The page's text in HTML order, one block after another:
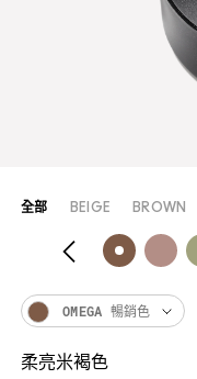
全部 BEIGE BROWN
OMEGA 暢銷色
柔亮米褐色